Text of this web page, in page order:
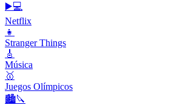
▶️💻
Netflix
👧
Stranger Things
🎸
Música
🥇
Juegos Olímpicos
🏙️🔪